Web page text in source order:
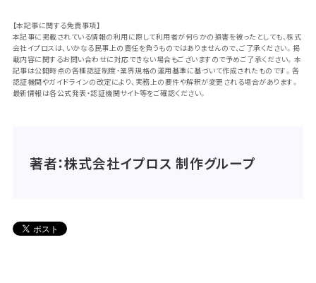
【本記事に関する免責事項】
本記事に掲載されている情報の利用に際して利用者が何らかの損害を被ったとしても、株式
会社イプロスは、いかなる民事上の責任を負うものではありませんので、ご了承ください。掲
載内容に関するお問い合わせに対応できない場合もございますので予めご了承ください。本
記事は公開時点の各種認証制度・業界規格の運用基準に基づいて作成されたものです。各
認証機関やガイドラインの改定により、実務上の要件や解釈が変更される場合があります。
最新情報は各公式発表・認証機関サイト等をご確認ください。
著者：株式会社イプロス 制作グループ